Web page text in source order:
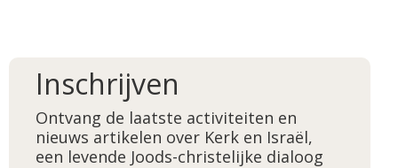
Inschrijven
Ontvang de laatste activiteiten en
nieuws artikelen over Kerk en Israël,
een levende Joods-christelijke dialoog